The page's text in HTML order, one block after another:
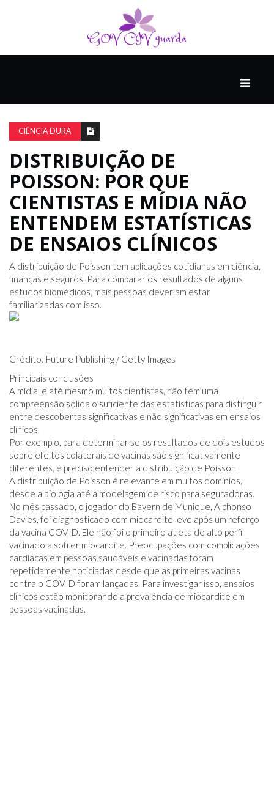
DO
THINK
COMPANHEIRO
COMEÇA
COM
UM
ESTRONDO
CIÊNCIA DURA
DISTRIBUIÇÃO DE
POISSON: POR QUE
CIENTISTAS E MÍDIA NÃO
ENTENDEM ESTATÍSTICAS
DE ENSAIOS CLÍNICOS
A distribuição de Poisson tem aplicações cotidianas em ciência,
finanças e seguros. Para comparar os resultados de alguns
estudos biomédicos, mais pessoas deveriam estar
familiarizadas com isso.
Crédito: Future Publishing / Getty Images
Principais conclusões
A mídia, e até mesmo muitos cientistas, não têm uma
compreensão sólida o suficiente das estatísticas para distinguir
entre descobertas significativas e não significativas em ensaios
clínicos.
Por exemplo, para determinar se os resultados de dois estudos
sobre efeitos colaterais de vacinas são significativamente
diferentes, é preciso entender a distribuição de Poisson.
A distribuição de Poisson é relevante em muitos domínios,
desde a biologia até a modelagem de risco para seguradoras.
No mês passado, o jogador do Bayern de Munique, Alphonso
Davies, foi diagnosticado com miocardite leve após um reforço
da vacina COVID. Ele não foi o primeiro atleta de alto perfil
vacinado a sofrer miocardite. Preocupações com complicações
cardíacas em pessoas saudáveis ​​​​e vacinadas foram
repetidamente noticiadas desde que as primeiras vacinas
contra o COVID foram lançadas. Para investigar isso, ensaios
clínicos estão monitorando a prevalência de miocardite em
pessoas vacinadas.